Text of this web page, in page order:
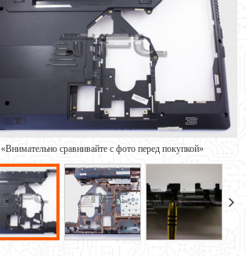
«Внимательно сравнивайте с фото перед покупкой»